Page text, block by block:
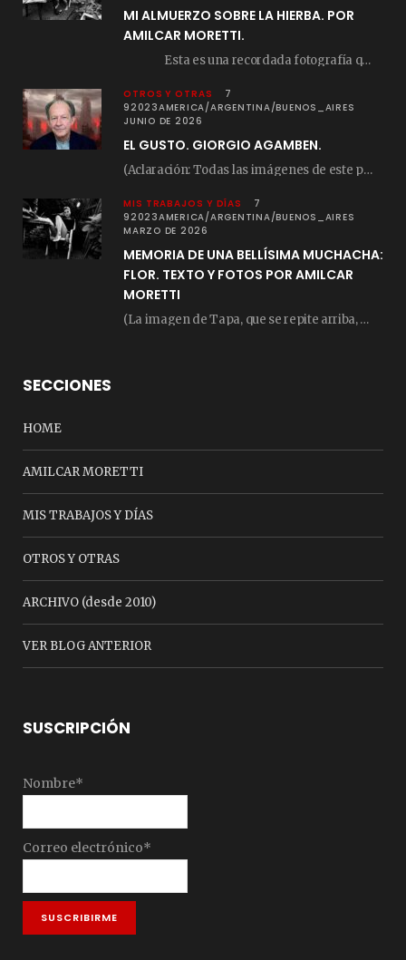
MI ALMUERZO SOBRE LA HIERBA. POR
AMILCAR MORETTI.
Esta es una recordada fotografía que registré…
OTROS Y OTRAS
7
92023AMERICA/ARGENTINA/BUENOS_AIRES
JUNIO DE 2026
EL GUSTO. GIORGIO AGAMBEN.
(Aclaración: Todas las imágenes de este posteo fueron tomadas de Bloghemia.com, y todos los…
MIS TRABAJOS Y DÍAS
7
92023AMERICA/ARGENTINA/BUENOS_AIRES
MARZO DE 2026
MEMORIA DE UNA BELLÍSIMA MUCHACHA:
FLOR. TEXTO Y FOTOS POR AMILCAR
MORETTI
(La imagen de Tapa, que se repite arriba, fue compuesta por Amilcar Moretti el viernes…
SECCIONES
HOME
AMILCAR MORETTI
MIS TRABAJOS Y DÍAS
OTROS Y OTRAS
ARCHIVO (desde 2010)
VER BLOG ANTERIOR
SUSCRIPCIÓN
Nombre*
Correo electrónico*